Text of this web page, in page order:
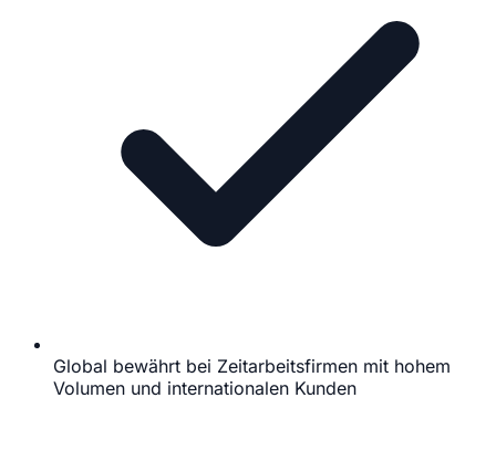
Global bewährt bei Zeitarbeitsfirmen mit hohem
Volumen und internationalen Kunden